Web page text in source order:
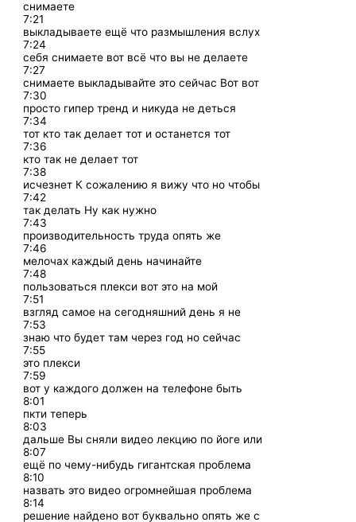
снимаете
7:21
выкладываете ещё что размышления вслух
7:24
себя снимаете вот всё что вы не делаете
7:27
снимаете выкладывайте это сейчас Вот вот
7:30
просто гипер тренд и никуда не деться
7:34
тот кто так делает тот и останется тот
7:36
кто так не делает тот
7:38
исчезнет К сожалению я вижу что но чтобы
7:42
так делать Ну как нужно
7:43
производительность труда опять же
7:46
мелочах каждый день начинайте
7:48
пользоваться плекси вот это на мой
7:51
взгляд самое на сегодняшний день я не
7:53
знаю что будет там через год но сейчас
7:55
это плекси
7:59
вот у каждого должен на телефоне быть
8:01
пкти теперь
8:03
дальше Вы сняли видео лекцию по йоге или
8:07
ещё по чему-нибудь гигантская проблема
8:10
назвать это видео огромнейшая проблема
8:14
решение найдено вот буквально опять же с